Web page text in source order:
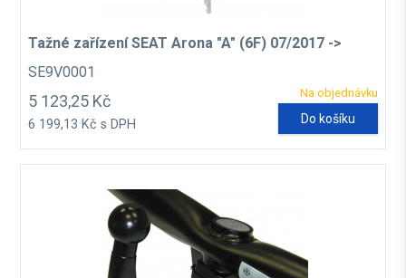
Tažné zařízení SEAT Arona "A" (6F) 07/2017 ->
SE9V0001
Na objednávku
5 123,25 Kč
6 199,13 Kč s DPH Do košíku